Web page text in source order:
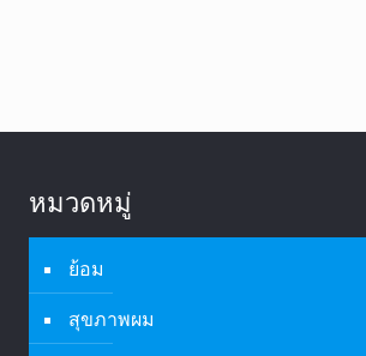
หมวดหมู่
ย้อม
สุขภาพผม